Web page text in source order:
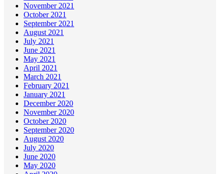
November 2021
October 2021
September 2021
August 2021
July 2021
June 2021
May 2021
April 2021
March 2021
February 2021
January 2021
December 2020
November 2020
October 2020
September 2020
August 2020
July 2020
June 2020
May 2020